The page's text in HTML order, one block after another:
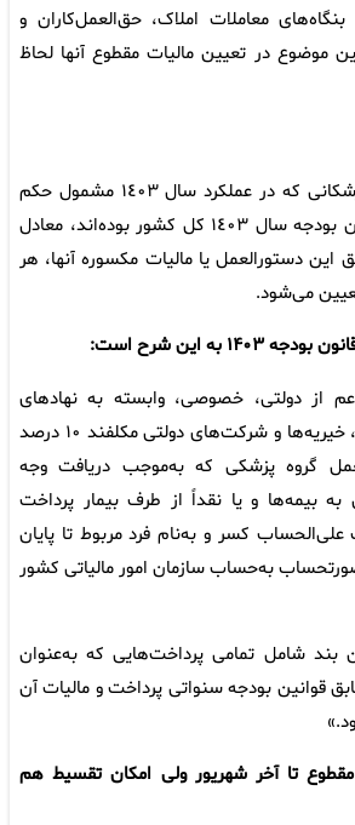
بنگاه‌های معاملات املاک، حق‌العمل‌کاران و
موضوع در تعیین مالیات مقطوع آنها لحاظ
میزان مالیات مقطوع پزشکانی که در عملکرد سال ١٤٠٣ مشمول حکم
بند «ث» تبصره ٦ قانون بودجه سال ١٤٠٣ کل کشور بوده‌اند، معادل
این دستورالعمل یا مالیات مکسوره آنها، هر
می‌شود.
از دولتی، خصوصی، وابسته به نهادهای
عمومی، نیروهای مسلح، خیریه‌ها و شرکت‌های دولتی مکلفند ۱۰ ‌درصد
گروه پزشکی که به‌موجب دریافت وجه
بیمه‌ها و یا نقداً از طرف بیمار پرداخت
کسر و به‌نام فرد مربوط تا پایان
به‌حساب سازمان امور مالیاتی کشور
بند شامل تمامی پرداخت‌هایی که به‌عنوان
قوانین بودجه سنواتی پرداخت و مالیات آن
تا آخر شهریور ولی امکان تقسیط هم